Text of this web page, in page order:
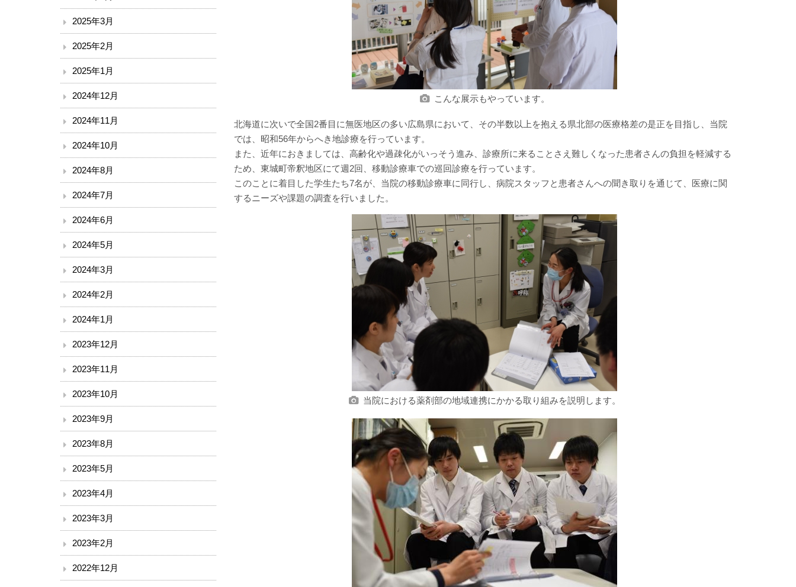
こんな展示もやっています。
北海道に次いで全国2番目に無医地区の多い広島県において、その半数以上を抱える県北部の医療格差の是正を目指し、当院
では、昭和56年からへき地診療を行っています。
また、近年におきましては、高齢化や過疎化がいっそう進み、診療所に来ることさえ難しくなった患者さんの負担を軽減する
ため、東城町帝釈地区にて週2回、移動診療車での巡回診療を行っています。
このことに着目した学生たち7名が、当院の移動診療車に同行し、病院スタッフと患者さんへの聞き取りを通じて、医療に関
するニーズや課題の調査を行いました。
当院における薬剤部の地域連携にかかる取り組みを説明します。
2025年3月
2025年2月
2025年1月
2024年12月
2024年11月
2024年10月
2024年8月
2024年7月
2024年6月
2024年5月
2024年3月
2024年2月
2024年1月
2023年12月
2023年11月
2023年10月
2023年9月
2023年8月
2023年5月
2023年4月
2023年3月
2023年2月
2022年12月